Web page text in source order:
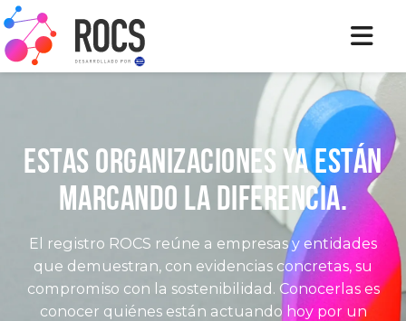
Estas organizaciones ya están
marcando la diferencia.
El registro ROCS reúne a empresas y entidades
que demuestran, con evidencias concretas, su
compromiso con la sostenibilidad. Conocerlas es
conocer quiénes están actuando hoy por un